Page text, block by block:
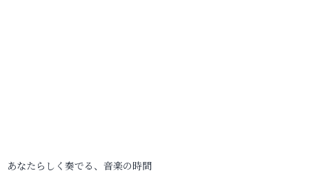
あなたらしく奏でる、音楽の時間